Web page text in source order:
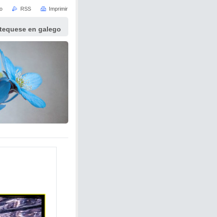
en galego
RSS Imprimir